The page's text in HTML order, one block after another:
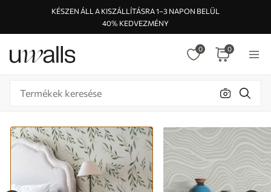
KÉSZEN ÁLL A KISZÁLLÍTÁSRA 1–3 NAPON BELÜL
40% KEDVEZMÉNY
0 0